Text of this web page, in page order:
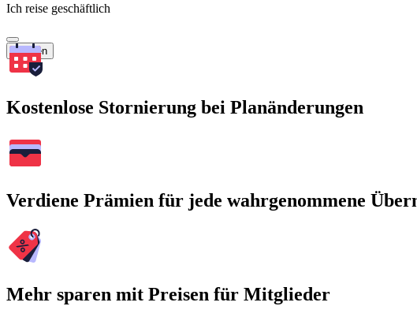
Ich reise geschäftlich
Suchen
Kostenlose Stornierung bei Planänderungen
Verdiene Prämien für jede wahrgenommene
Mehr sparen mit Preisen für Mitglieder